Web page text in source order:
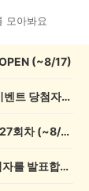
모아봐요
(~8/17)
💰[당첨자 발표] 26회차 우리 동네 정보왕 이벤트 당첨자를 발표합니다!
💸 전원 2,000캐시 지급! 우리 동네 정보왕 27회차 (~8/10)
💰[당첨자 발표] 우리 동네 썰전 12회차 당첨자를 발표합니다!